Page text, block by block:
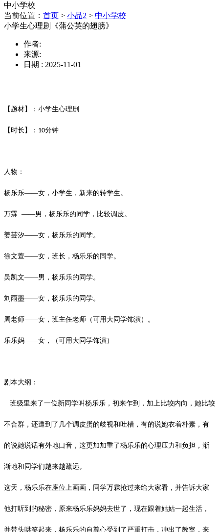
中小学校
当前位置： 首页 > 小品2 > 中小学校
小学生心理剧《蒲公英的翅膀》
作者:
来源:
日期 : 2025-11-01
【题材】：小学生心理剧
【时长】： 10分钟
人物：
杨乐乐——女，小学生，新来的转学生。
万霖 ——男，杨乐乐的同学，比较调皮。
姜芸汐——女，杨乐乐的同学。
徐文萱——女，班长，杨乐乐的同学。
吴凯文——男，杨乐乐的同学。
刘雨墨——女，杨乐乐的同学。
周老师——女，班主任老师（可用大同学饰演）。
乐乐妈——女，（可用大同学饰演）
剧本大纲：
班级里来了一位新同学叫杨乐乐，初来乍到，加上比较内向，她比较
不合群，还遭到了几个调皮蛋的歧视和吐槽，有的说她衣着朴素，有
的说她说话有外地口音，这更加加重了杨乐乐的心理压力和负担，渐
渐地和同学们越来越疏远。
这天，杨乐乐在座位上画画，同学万霖抢过来给大家看，并告诉大家
他打听到的秘密，原来杨乐乐妈妈去世了，现在跟着姑姑一起生活，
并带头哄笑起来，杨乐乐的自尊心受到了严重打击，冲出了教室，来